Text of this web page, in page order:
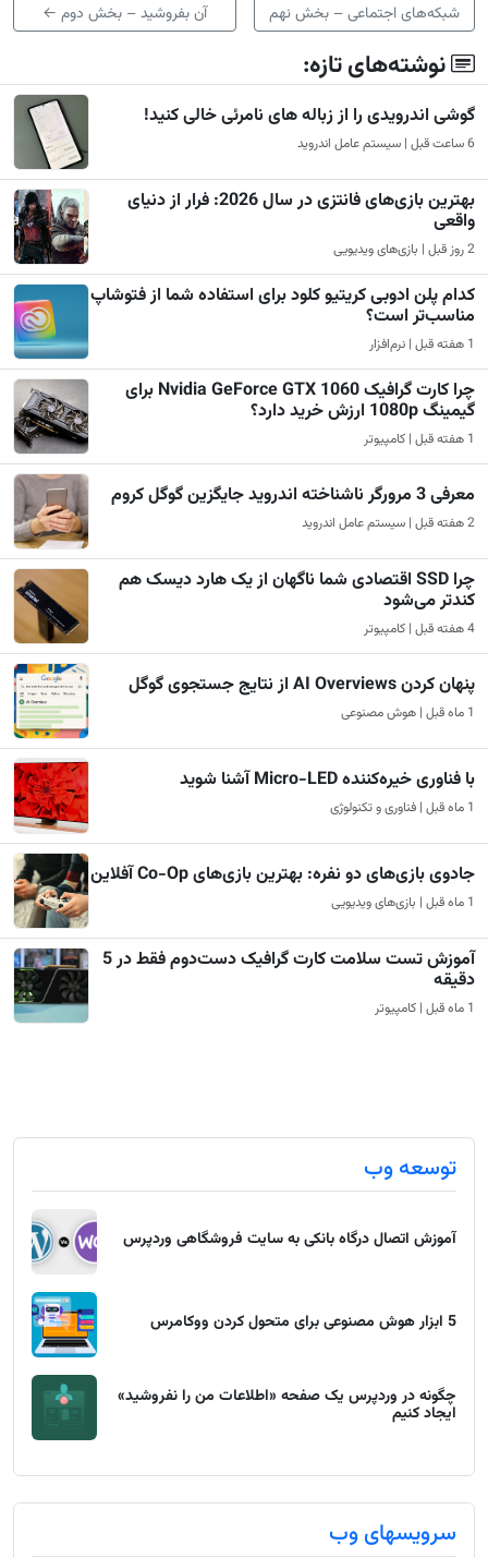
شبکه‌های اجتماعی – بخش نهم
آن بفروشید – بخش دوم ←
نوشته‌های تازه:
گوشی اندرویدی را از زباله های نامرئی خالی کنید!
6 ساعت قبل | سیستم عامل اندروید
بهترین بازی‌های فانتزی در سال 2026: فرار از دنیای
واقعی
2 روز قبل | بازی‌های ویدیویی
کدام پلن ادوبی کریتیو کلود برای استفاده شما از فتوشاپ
مناسب‌تر است؟
1 هفته قبل | نرم‌افزار
چرا کارت گرافیک Nvidia GeForce GTX 1060 برای
گیمینگ 1080p ارزش خرید دارد؟
1 هفته قبل | کامپیوتر
معرفی 3 مرورگر ناشناخته اندروید جایگزین گوگل کروم
2 هفته قبل | سیستم عامل اندروید
چرا SSD اقتصادی شما ناگهان از یک هارد دیسک هم
کندتر می‌شود
4 هفته قبل | کامپیوتر
پنهان کردن AI Overviews از نتایج جستجوی گوگل
1 ماه قبل | هوش مصنوعی
با فناوری خیره‌کننده Micro-LED آشنا شوید
1 ماه قبل | فناوری و تکنولوژی
جادوی بازی‌های دو نفره: بهترین بازی‌های Co-Op آفلاین
1 ماه قبل | بازی‌های ویدیویی
آموزش تست سلامت کارت گرافیک دست‌دوم فقط در 5
دقیقه
1 ماه قبل | کامپیوتر
توسعه وب
آموزش اتصال درگاه بانکی به سایت فروشگاهی وردپرس
5 ابزار هوش مصنوعی برای متحول کردن ووکامرس
چگونه در وردپرس یک صفحه «اطلاعات من را نفروشید»
ایجاد کنیم
سرویسهای وب